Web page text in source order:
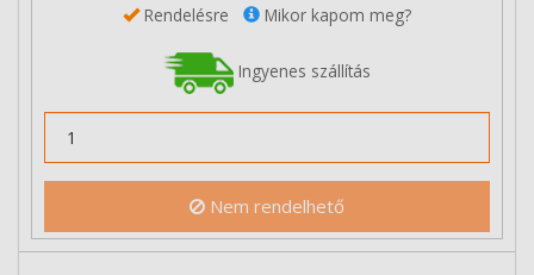
Rendelésre Mikor kapom meg?
Ingyenes szállítás
Nem rendelhető